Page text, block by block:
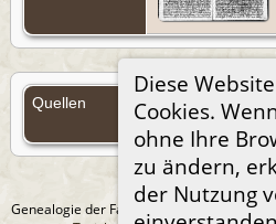
Diese
Cookies.
ohne Ihre
zu ändern,
der Nutzung
Quellen
Quellen
Genealogie der Familie Treichel aus